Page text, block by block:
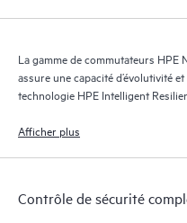
La gamme de commutateurs HPE
assure une capacité d’évolutivité
technologie HPE Intelligent
lesquels deux commutateurs ou
Afficher plus
Contrôle de sécurité